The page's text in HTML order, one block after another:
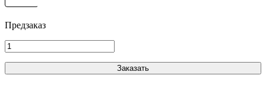
Заказать